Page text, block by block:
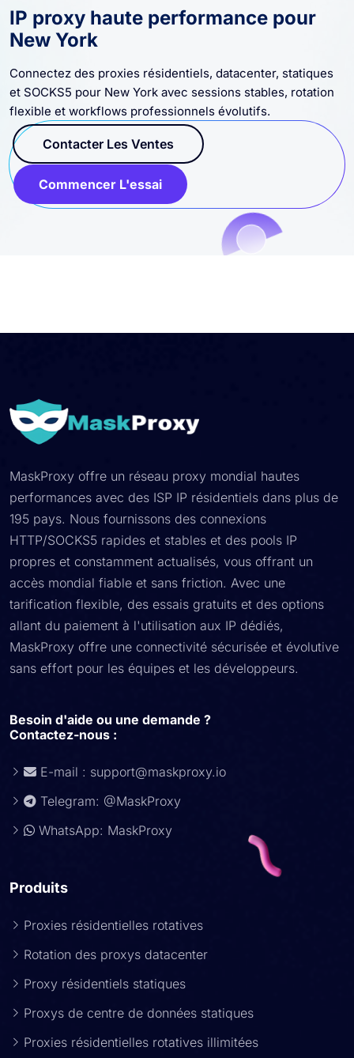
IP proxy haute performance pour
New York
Connectez des proxies résidentiels, datacenter, statiques
et SOCKS5 pour New York avec sessions stables, rotation
flexible et workflows professionnels évolutifs.
Contacter Les Ventes
Commencer L'essai
MaskProxy offre un réseau proxy mondial hautes
performances avec des ISP IP résidentiels dans plus de
195 pays. Nous fournissons des connexions
HTTP/SOCKS5 rapides et stables et des pools IP
propres et constamment actualisés, vous offrant un
accès mondial fiable et sans friction. Avec une
tarification flexible, des essais gratuits et des options
allant du paiement à l'utilisation aux IP dédiés,
MaskProxy offre une connectivité sécurisée et évolutive
sans effort pour les équipes et les développeurs.
Besoin d'aide ou une demande ?
Contactez-nous :
E-mail : support@maskproxy.io
Telegram: @MaskProxy
WhatsApp: MaskProxy
Produits
Proxies résidentielles rotatives
Rotation des proxys datacenter
Proxy résidentiels statiques
Proxys de centre de données statiques
Proxies résidentielles rotatives illimitées